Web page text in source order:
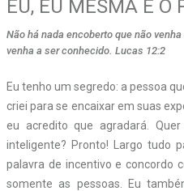
EU, EU MESMA E O
Não há nada encoberto que não
venha a ser conhecido. Lucas 12:2
Eu tenho um segredo: a pessoa
criei para se encaixar em suas
eu acredito que agradará.
inteligente? Pronto! Largo tudo
palavra de incentivo e concordo
somente as pessoas. Eu